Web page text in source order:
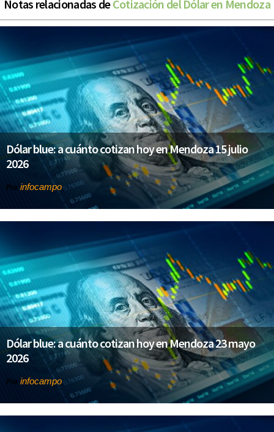
Notas relacionadas deCotización del Dólar en Mendoza
Dólar blue: a cuánto cotizan hoy en Mendoza 15 julio
2026
Por infocampo
Dólar blue: a cuánto cotizan hoy en Mendoza 23 mayo
2026
Por infocampo